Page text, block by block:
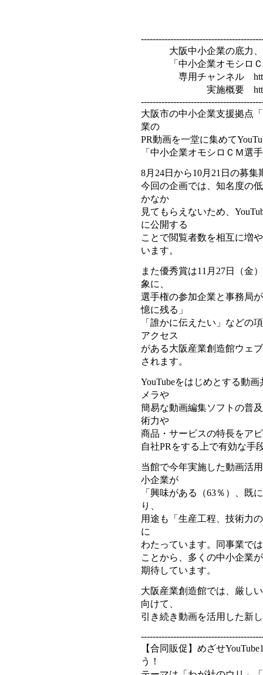
大阪中小企業の底力、
「中小企業オモシロＣＭ
専用チャンネル http://
実施概要 http://
大阪市の中小企業支援拠点
業の
PR動画を一堂に集めて
「中小企業オモシロＣＭ選
8月24日から10月21日の募
今回の企画では、知名度の
かなか
見てもらえないため、
に公開する
ことで閲覧者数を相互に増
います。
また優秀賞は11月27日（金
象に、
選手権の参加企業と事務局
憶に残る」
「誰かに伝えたい」などの
アクセス
がある大阪産業創造館ウェ
されます。
YouTubeをはじめとする動
メラや
簡易な動画編集ソフトの普
術力や
商品・サービスの特長をア
自社PRをする上で有効な手
当館で今年実施した動画活
小企業が
「興味がある（63％）、既
り、
用途も「生産工程、技術力
に
わたっています。同事業で
ことから、多くの中小企業
期待しています。
大阪産業創造館では、厳し
向けて、
引き続き動画を活用した新
【合同販促】めざせ
う！